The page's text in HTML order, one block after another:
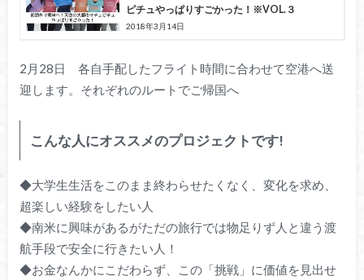
ピチュやっぱりすごかった！※VOL.３
2018年3月14日
2月28日 各自手配したフライト時間に合わせて空港へ送
迎します。それぞれのルートでご帰国へ
こんな人にオススメのプロジェクトです!
◆大学生生活をこのまま終わらせたくなく、変化を求め、
超楽しい経験をしたい人
◆南米に興味があるがただの旅行では物足りず人と違う渡
航手段で安全に行きたい人！
◆お金なんかにこだわらず、この「挑戦」に価値を見出せ